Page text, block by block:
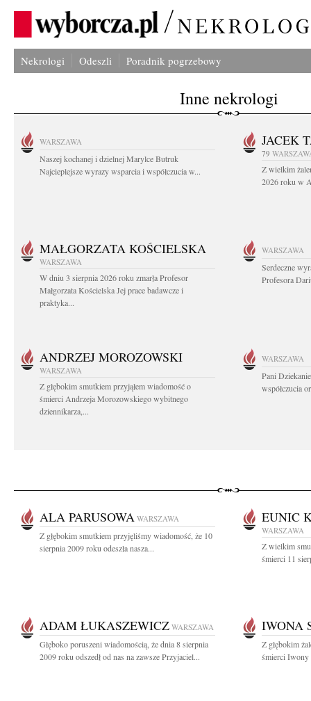
Nekrologi Odeszli Poradnik pogrzebowy
Inne nekrologi
WARSZAWA
Naszej kochanej i dzielnej Marylce Butruk
Najcieplejsze wyrazy wsparcia i współczucia w...
JACEK
79
Z wielkim
2026 roku w
MAŁGORZATA KOŚCIELSKA
WARSZAWA
W dniu 3 sierpnia 2026 roku zmarła Profesor
Małgorzata Kościelska Jej prace badawcze i
praktyka...
WARSZAWA
Serdeczne
Profesora
ANDRZEJ MOROZOWSKI
WARSZAWA
Z głębokim smutkiem przyjąłem wiadomość o
śmierci Andrzeja Morozowskiego wybitnego
dziennikarza,...
WARSZAWA
Pani
współczucia
ALA PARUSOWA WARSZAWA
Z głębokim smutkiem przyjęliśmy wiadomość, że 10
sierpnia 2009 roku odeszła nasza...
EUNIC
WARSZAWA
Z wielkim
śmierci 11
ADAM ŁUKASZEWICZ WARSZAWA
Głęboko poruszeni wiadomością, że dnia 8 sierpnia
2009 roku odszedł od nas na zawsze Przyjaciel...
IWONA
Z głębokim
śmierci Iwony